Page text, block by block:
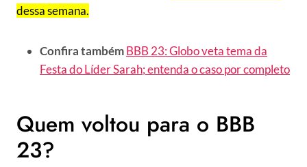
dessa semana.
Confira tambémBBB 23: Globo veta tema da
Festa do Líder Sarah; entenda o caso por completo
Quem voltou para o BBB
23?